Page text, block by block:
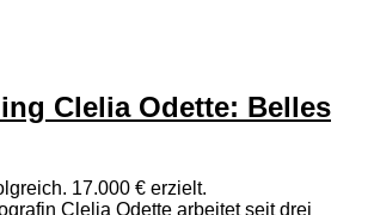
Clelia Odette: Belles
17.000 € erzielt.
Clelia Odette arbeitet seit drei